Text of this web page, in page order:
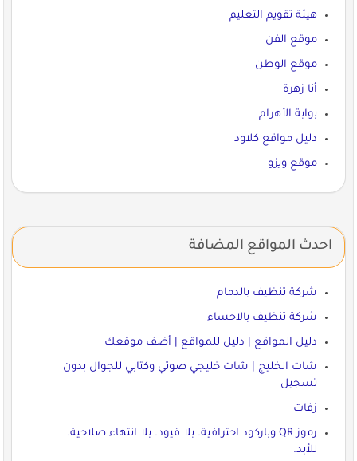
هيئة تقويم التعليم
موقع الفن
موقع الوطن
أنا زهرة
بوابة الأهرام
دليل مواقع كلاود
موقع ويزو
احدث المواقع المضافة
شركة تنظيف بالدمام
شركة تنظيف بالاحساء
دليل المواقع | دليل للمواقع | أضف موقعك
شات الخليج | شات خليجي صوتي وكتابي للجوال بدون
تسجيل
زفات
رموز QR وباركود احترافية. بلا قيود. بلا انتهاء صلاحية.
للأبد.